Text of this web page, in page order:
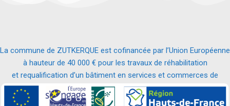
La commune de ZUTKERQUE est cofinancée par l’Union Européenne
à hauteur de 40 000 € pour les travaux de réhabilitation
et requalification d’un bâtiment en services et commerces de
proximité.